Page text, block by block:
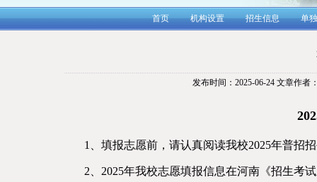
首页 机构设置 招生信息 单
发布时间：2025-06-24 文章作者
1、填报志愿前，请认真阅读我校2025年普招
2、2025年我校志愿填报信息在河南《招生考